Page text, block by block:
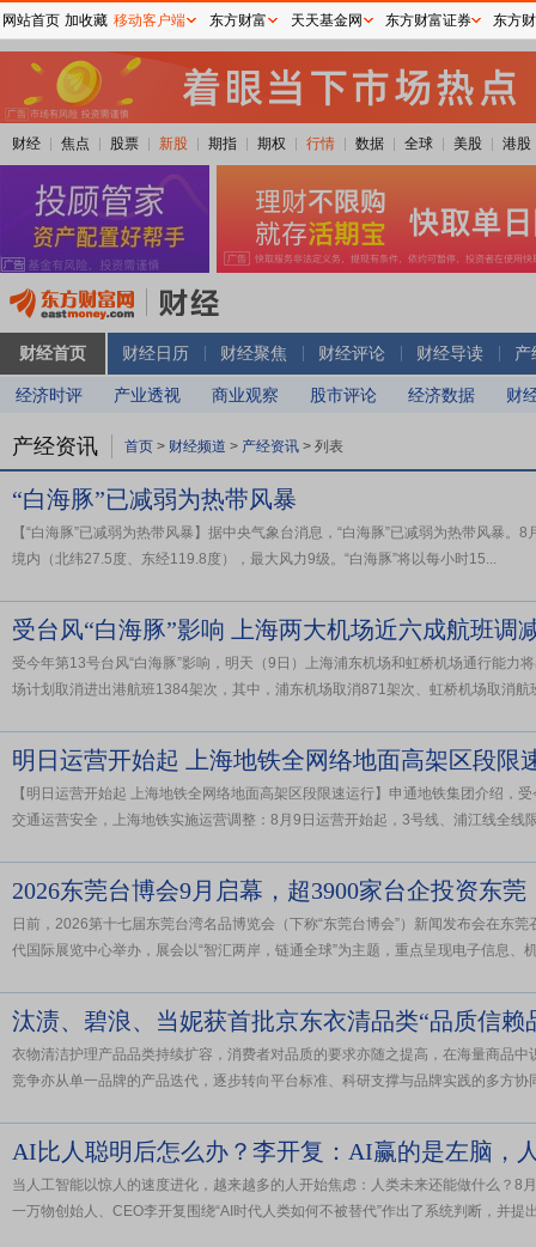
财经 焦点 股票 新股 期指 期权 行情 数据 全球 美股 港股
财经首页 财经日历 财经聚焦 财经评论 财经导读 产
经济时评 产业透视 商业观察 股市评论 经济数据 财
产经资讯 首页 > 财经频道 > 产经资讯 > 列表
“白海豚”已减弱为热带风暴
【“白海豚”已减弱为热带风暴】据中央气象台消息，“白海豚”已减弱为热带风暴
境内（北纬27.5度、东经119.8度），最大风力9级。“白海豚”将以每小时15...
受台风“白海豚”影响 上海两大机场近六成航班调
受今年第13号台风“白海豚”影响，明天（9日）上海浦东机场和虹桥机场通行能力
场计划取消进出港航班1384架次，其中，浦东机场取消871架次、虹桥机场取消航
明日运营开始起 上海地铁全网络地面高架区段限
【明日运营开始起 上海地铁全网络地面高架区段限速运行】申通地铁集团介绍，
交通运营安全，上海地铁实施运营调整：8月9日运营开始起，3号线、浦江线全线
2026东莞台博会9月启幕，超3900家台企投资东莞
日前，2026第十七届东莞台湾名品博览会（下称“东莞台博会”）新闻发布会在东
代国际展览中心举办，展会以“智汇两岸，链通全球”为主题，重点呈现电子信息、
汰渍、碧浪、当妮获首批京东衣清品类“品质信赖
衣物清洁护理产品品类持续扩容，消费者对品质的要求亦随之提高，在海量商品
竞争亦从单一品牌的产品迭代，逐步转向平台标准、科研支撑与品牌实践的多方协
AI比人聪明后怎么办？李开复：AI赢的是左脑，
当人工智能以惊人的速度进化，越来越多的人开始焦虑：人类未来还能做什么？8
一万物创始人、CEO李开复围绕“AI时代人类如何不被替代”作出了系统判断，并提
网站首页 加收藏 移动客户端 东方财富 天天基金网 东方财富证券 东方